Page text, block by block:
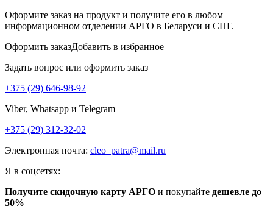
Оформите заказ на продукт и получите его в любом
информационном отделении АРГО в Беларуси и СНГ.
Оформить заказДобавить в избранное
Задать вопрос или оформить заказ
+375 (29) 646-98-92
Viber, Whatsapp и Telegram
+375 (29) 312-32-02
Электронная почта: cleo_patra@mail.ru
Я в соцсетях:
Получите скидочную карту АРГО и покупайте дешевле до
50%